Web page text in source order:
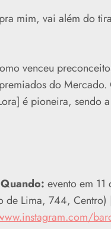
mim, vai além do
venceu
do
é pioneira, sendo
Quando: evento em 11
de Lima, 744, Centro) |